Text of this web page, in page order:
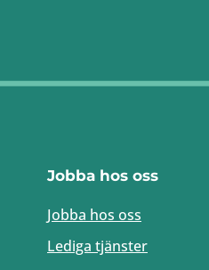
Jobba hos oss
Jobba hos oss
Lediga tjänster